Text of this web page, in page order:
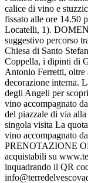
calice di vino e
fissato alle ore 14.50
Locatelli, 1).
suggestivo percorso
Chiesa di Santo
Coppella, i dipinti di
Antonio Ferretti, oltre
decorazione interna.
degli Angeli per
vino accompagnato
del piazzale di via
singola visita La
vino accompagnato
PRENOTAZIONE
acquistabili su
inquadrando il QR